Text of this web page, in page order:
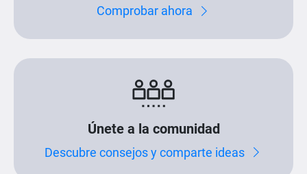
Comprobar ahora
Únete a la comunidad
Descubre consejos y comparte ideas